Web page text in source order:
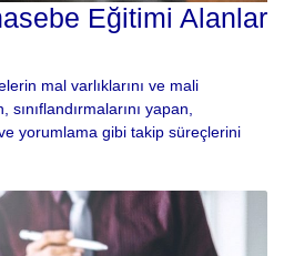
Eğitimi Alanlar
mal varlıklarını ve mali
sınıflandırmalarını yapan,
yorumlama gibi takip süreçlerini